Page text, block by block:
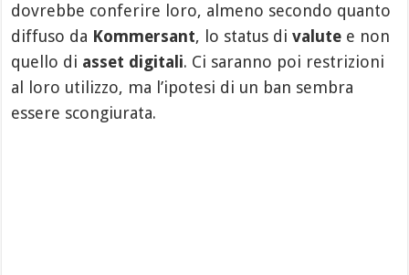
dovrebbe conferire loro, almeno secondo quanto
diffuso da Kommersant, lo status divalute e non
quello di asset digitali. Ci saranno poi restrizioni
al loro utilizzo, ma l’ipotesi di un ban sembra
essere scongiurata.